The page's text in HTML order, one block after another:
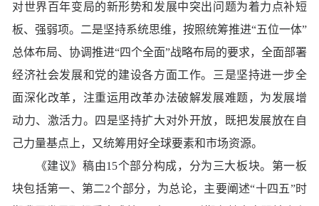
对世界百年变局的新形势和发展中突出问题为着力点补短
板、强弱项。二是坚持系统思维，按照统筹推进“五位一体”
总体布局、协调推进“四个全面”战略布局的要求，全面部署
经济社会发展和党的建设各方面工作。三是坚持进一步全
面深化改革，注重运用改革办法破解发展难题，为发展增
动力、激活力。四是坚持扩大对外开放，既把发展放在自
己力量基点上，又统筹用好全球要素和市场资源。
《建议》稿由15个部分构成，分为三大板块。第一板
块包括第一、第二2个部分，为总论，主要阐述“十四五”时